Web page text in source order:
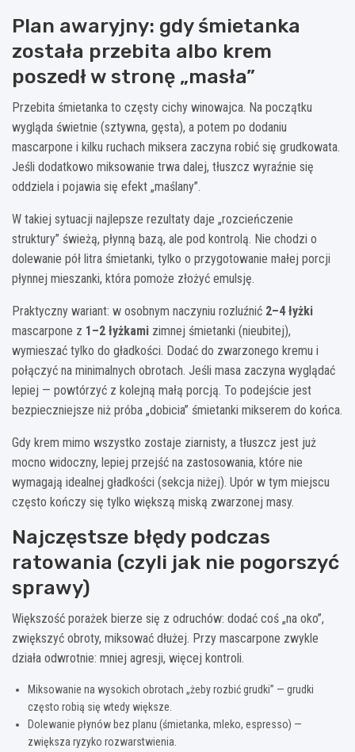
Plan awaryjny: gdy śmietanka
została przebita albo krem
poszedł w stronę „masła”
Przebita śmietanka to częsty cichy winowajca. Na początku
wygląda świetnie (sztywna, gęsta), a potem po dodaniu
mascarpone i kilku ruchach miksera zaczyna robić się grudkowata.
Jeśli dodatkowo miksowanie trwa dalej, tłuszcz wyraźnie się
oddziela i pojawia się efekt „maślany”.
W takiej sytuacji najlepsze rezultaty daje „rozcieńczenie
struktury” świeżą, płynną bazą, ale pod kontrolą. Nie chodzi o
dolewanie pół litra śmietanki, tylko o przygotowanie małej porcji
płynnej mieszanki, która pomoże złożyć emulsję.
Praktyczny wariant: w osobnym naczyniu rozluźnić 2–4 łyżki
mascarpone z 1–2 łyżkami zimnej śmietanki (nieubitej),
wymieszać tylko do gładkości. Dodać do zwarzonego kremu i
połączyć na minimalnych obrotach. Jeśli masa zaczyna wyglądać
lepiej — powtórzyć z kolejną małą porcją. To podejście jest
bezpieczniejsze niż próba „dobicia” śmietanki mikserem do końca.
Gdy krem mimo wszystko zostaje ziarnisty, a tłuszcz jest już
mocno widoczny, lepiej przejść na zastosowania, które nie
wymagają idealnej gładkości (sekcja niżej). Upór w tym miejscu
często kończy się tylko większą miską zwarzonej masy.
Najczęstsze błędy podczas
ratowania (czyli jak nie pogorszyć
sprawy)
Większość porażek bierze się z odruchów: dodać coś „na oko”,
zwiększyć obroty, miksować dłużej. Przy mascarpone zwykle
działa odwrotnie: mniej agresji, więcej kontroli.
Miksowanie na wysokich obrotach „żeby rozbić grudki” — grudki
często robią się wtedy większe.
Dolewanie płynów bez planu (śmietanka, mleko, espresso) —
zwiększa ryzyko rozwarstwienia.